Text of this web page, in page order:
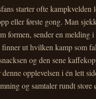
starter ofte kampkvelden
eller første gong. Man
formen, sender en melding i
finner ut hvilken kamp som
og den sene
denne opplevelsen i én lett
og samtaler rundt store